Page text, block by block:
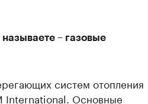
– газовые
систем отопления
International. Основные